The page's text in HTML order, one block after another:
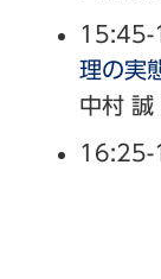
15:45-
理の実
中村 誠
16:25-